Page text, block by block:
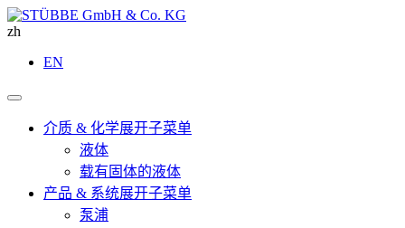
zh
EN
介质 & 化学展开子菜单
液体
载有固体的液体
产品 & 系统展开子菜单
泵浦